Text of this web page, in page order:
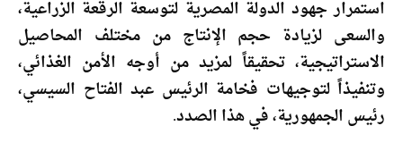
استمرار جهود الدولة المصرية لتوسعة الرقعة الزراعية،
والسعى لزيادة حجم الإنتاج من مختلف المحاصيل
الاستراتيجية، تحقيقاً لمزيد من أوجه الأمن الغذائي،
وتنفيذاً لتوجيهات فخامة الرئيس عبد الفتاح السيسي،
رئيس الجمهورية، في هذا الصدد.